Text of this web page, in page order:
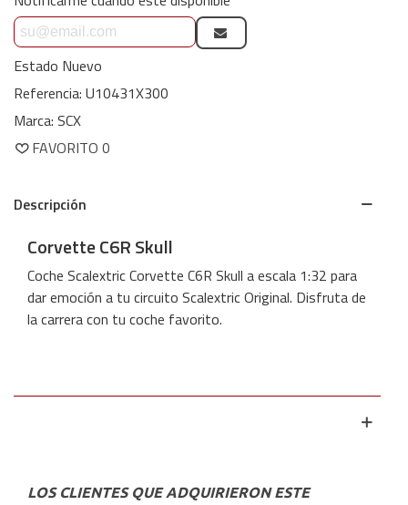
Estado Nuevo
Referencia: U10431X300
Marca: SCX
FAVORITO 0
Descripción
Corvette C6R Skull
Coche Scalextric Corvette C6R Skull a escala 1:32 para
dar emoción a tu circuito Scalextric Original. Disfruta de
la carrera con tu coche favorito.
LOS CLIENTES QUE ADQUIRIERON ESTE